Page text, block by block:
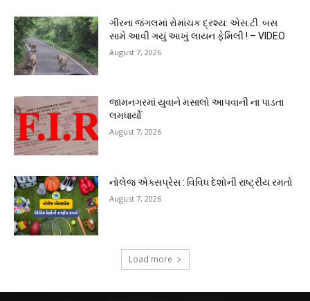
ગીરના જંગલમાં રોમાંચક દ્રશ્ય: એસ.ટી. બસ
સામે આવી ગયું આખું લાયન ફેમિલી ! – VIDEO
August 7, 2026
જામનગરમાં યુવાને મસાલો આપવાની ના પાડતા
લમધાર્યો
August 7, 2026
નોલેજ એક્સપ્રેસ : વિવિધ દેશોની રાષ્ટ્રીય રમતો
August 7, 2026
Load more